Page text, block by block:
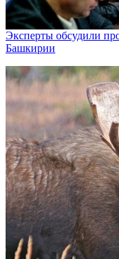
Эксперты обсудили
Башкирии